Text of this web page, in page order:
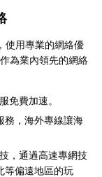
使用專業的網絡優
為業內領先的網絡
免費加速。
務，海外專線讓海
，通過高速專網技
等偏遠地區的玩